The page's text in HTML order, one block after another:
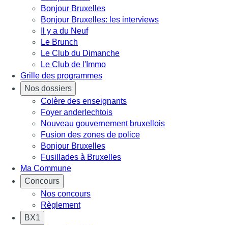
Bonjour Bruxelles
Bonjour Bruxelles: les interviews
Il y a du Neuf
Le Brunch
Le Club du Dimanche
Le Club de l'Immo
Grille des programmes
Nos dossiers
Colère des enseignants
Foyer anderlechtois
Nouveau gouvernement bruxellois
Fusion des zones de police
Bonjour Bruxelles
Fusillades à Bruxelles
Ma Commune
Concours
Nos concours
Règlement
BX1